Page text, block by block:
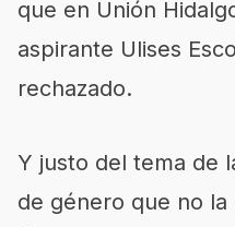
que en Unión
aspirante Ulises
rechazado.
Y justo del tema de
de género que no la